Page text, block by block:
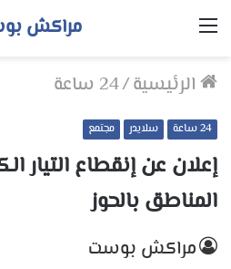
مراكش القائمة
الرئيسية/24 ساعة
24 ساعة سلايدر مجتمع
إعلان عن إنقطاع التيار
المناطق بالحوز
مراكش بوست